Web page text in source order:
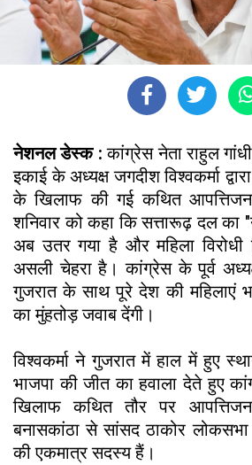
नेशनल डेस्क : कांग्रेस नेता राहुल
इकाई के अध्यक्ष जगदीश विश्वकर्मा
के खिलाफ की गई कथित
शनिवार को कहा कि सत्तारूढ़ दल का
अब उतर गया है और महिला विरोधी
असली चेहरा है। कांग्रेस के पूर्व
गुजरात के साथ पूरे देश की महिलाएं
का मुंहतोड़ जवाब देंगी।
विश्वकर्मा ने गुजरात में हाल में हुए
भाजपा की जीत का हवाला देते हुए
खिलाफ कथित तौर पर
बनासकांठा से सांसद ठाकोर
की एकमात्र सदस्य हैं।